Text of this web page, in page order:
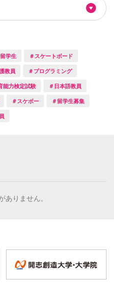
学生
＃スケートボード
教員
＃プログラミング
能力検定試験
＃日本語教員
＃スケボー
＃留学生募集
ありません。